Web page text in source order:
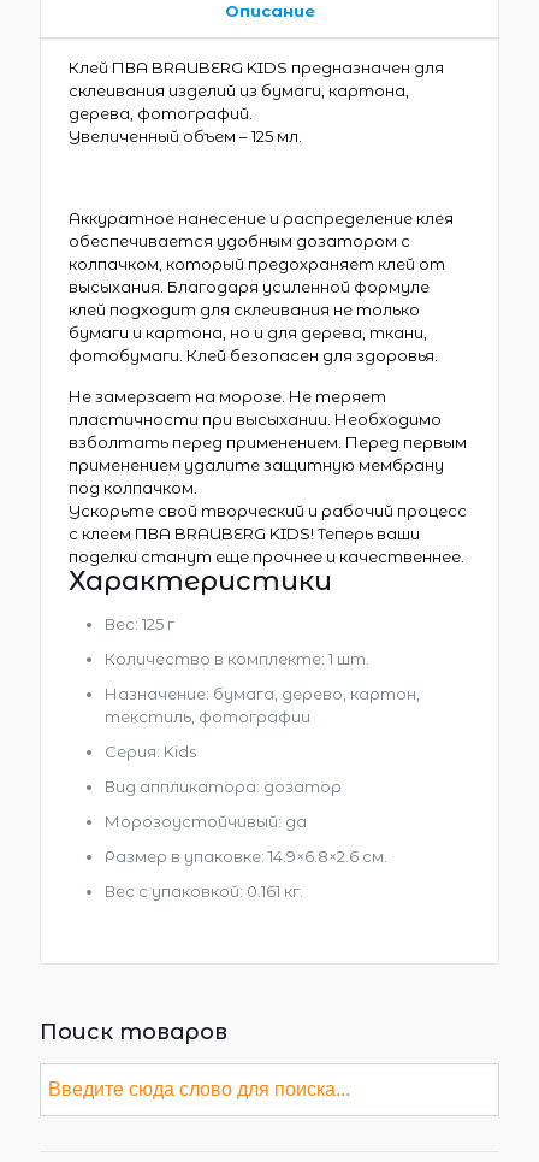
Описание
Клей ПВА BRAUBERG KIDS предназначен для
склеивания изделий из бумаги, картона,
дерева, фотографий.
Увеличенный объем – 125 мл.
Аккуратное нанесение и распределение клея
обеспечивается удобным дозатором с
колпачком, который предохраняет клей от
высыхания. Благодаря усиленной формуле
клей подходит для склеивания не только
бумаги и картона, но и для дерева, ткани,
фотобумаги. Клей безопасен для здоровья.
Не замерзает на морозе. Не теряет
пластичности при высыхании. Необходимо
взболтать перед применением. Перед первым
применением удалите защитную мембрану
под колпачком.
Ускорьте свой творческий и рабочий процесс
с клеем ПВА BRAUBERG KIDS! Теперь ваши
поделки станут еще прочнее и качественнее.
Характеристики
Вес: 125 г
Количество в комплекте: 1 шт.
Назначение: бумага, дерево, картон,
текстиль, фотографии
Серия: Kids
Вид аппликатора: дозатор
Морозоустойчивый: да
Размер в упаковке: 14.9×6.8×2.6 см.
Вес с упаковкой: 0.161 кг.
Поиск товаров